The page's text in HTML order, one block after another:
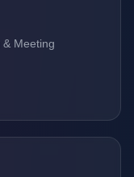
& Meeting